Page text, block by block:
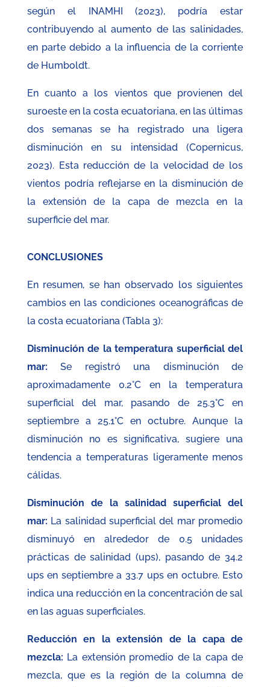
según el INAMHI (2023), podría estar
contribuyendo al aumento de las salinidades,
en parte debido a la influencia de la corriente
de Humboldt.
En cuanto a los vientos que provienen del
suroeste en la costa ecuatoriana, en las últimas
dos semanas se ha registrado una ligera
disminución en su intensidad (Copernicus,
2023). Esta reducción de la velocidad de los
vientos podría reflejarse en la disminución de
la extensión de la capa de mezcla en la
superficie del mar.
CONCLUSIONES
En resumen, se han observado los siguientes
cambios en las condiciones oceanográficas de
la costa ecuatoriana (Tabla 3):
Disminución de la temperatura superficial del
mar: Se registró una disminución de
aproximadamente 0.2°C en la temperatura
superficial del mar, pasando de 25.3°C en
septiembre a 25.1°C en octubre. Aunque la
disminución no es significativa, sugiere una
tendencia a temperaturas ligeramente menos
cálidas.
Disminución de la salinidad superficial del
mar: La salinidad superficial del mar promedio
disminuyó en alrededor de 0.5 unidades
prácticas de salinidad (ups), pasando de 34.2
ups en septiembre a 33.7 ups en octubre. Esto
indica una reducción en la concentración de sal
en las aguas superficiales.
Reducción en la extensión de la capa de
mezcla: La extensión promedio de la capa de
mezcla, que es la región de la columna de